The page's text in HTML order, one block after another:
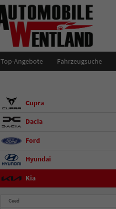
Top-Angebote Fahrzeugsuche
Cupra
Dacia
Ford
Hyundai
Kia
Ceed